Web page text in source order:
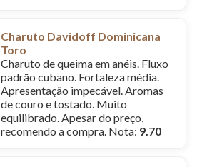
Charuto Davidoff Dominicana
Toro
Charuto de queima em anéis. Fluxo
padrão cubano. Fortaleza média.
Apresentação impecável. Aromas
de couro e tostado. Muito
equilibrado. Apesar do preço,
recomendo a compra. Nota: 9.70